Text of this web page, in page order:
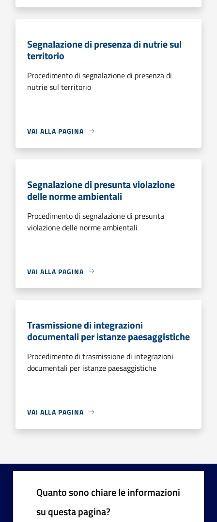
Segnalazione di presenza di nutrie sul
territorio
Procedimento di segnalazione di presenza di
nutrie sul territorio
VAI ALLA PAGINA
Segnalazione di presunta violazione
delle norme ambientali
Procedimento di segnalazione di presunta
violazione delle norme ambientali
VAI ALLA PAGINA
Trasmissione di integrazioni
documentali per istanze paesaggistiche
Procedimento di trasmissione di integrazioni
documentali per istanze paesaggistiche
VAI ALLA PAGINA
Quanto sono chiare le informazioni
su questa pagina?